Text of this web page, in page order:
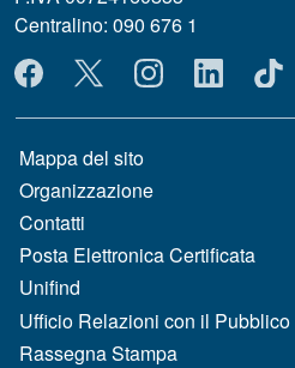
Centralino: 090 676 1
MENÙ SOCIAL
MENÙ FOOTER 1
Mappa del sito
Organizzazione
Contatti
Posta Elettronica Certificata
Unifind
Ufficio Relazioni con il Pubblico
Rassegna Stampa